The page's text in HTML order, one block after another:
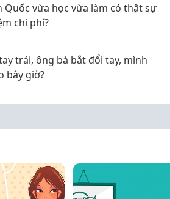
Quốc vừa học vừa làm có thật sự
chi phí?
trái, ông bà bắt đổi tay, mình
bây giờ?